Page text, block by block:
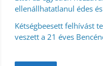
ellenállhatatlanul édes
Kétségbeesett felhívást
veszett a 21 éves